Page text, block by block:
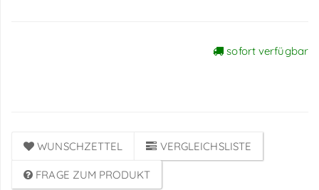
sofort verfügbar
WUNSCHZETTEL VERGLEICHSLISTE
FRAGE ZUM PRODUKT